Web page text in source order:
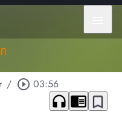
/ play_circle_outline 03:56
headphones chrome_reader_mode bookmark_border